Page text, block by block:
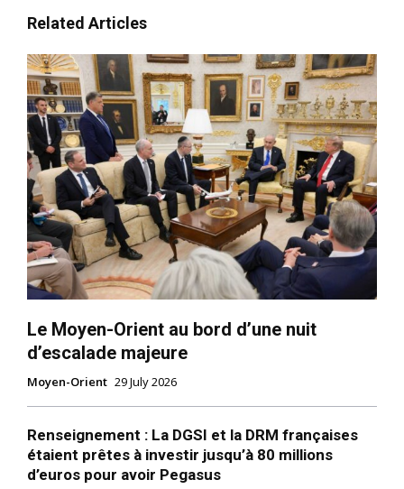
Related Articles
Le Moyen-Orient au bord d’une nuit
d’escalade majeure
Moyen-Orient 29 July 2026
Renseignement : La DGSI et la DRM françaises
étaient prêtes à investir jusqu’à 80 millions
d’euros pour avoir Pegasus